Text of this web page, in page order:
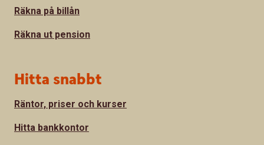
Räkna på billån
Räkna ut pension
Hitta snabbt
Räntor, priser och kurser
Hitta bankkontor